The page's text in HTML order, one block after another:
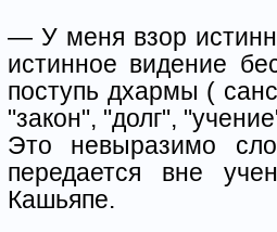
— У меня взор
истинное видение
поступь дхармы (
"закон", "долг",
Это невыразимо
передается вне
Кашьяпе.